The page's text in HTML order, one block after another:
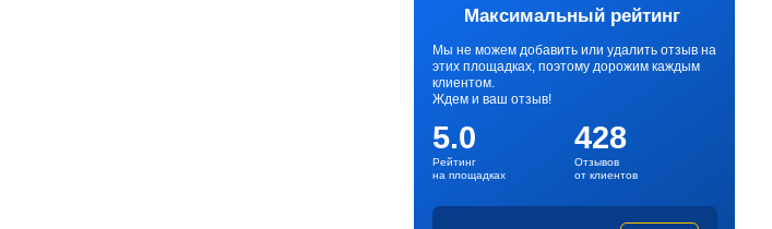
Максимальный рейтинг
Мы не можем добавить или удалить отзыв на
этих площадках, поэтому дорожим каждым
клиентом.
Ждем и ваш отзыв!
5.0
Рейтинг
на площадках
428
Отзывов
от клиентов